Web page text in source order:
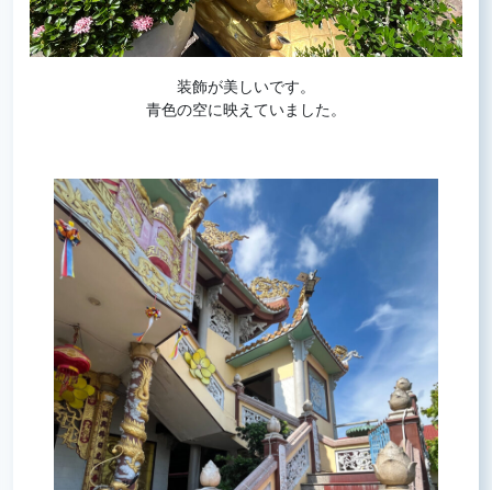
装飾が美しいです。
青色の空に映えていました。